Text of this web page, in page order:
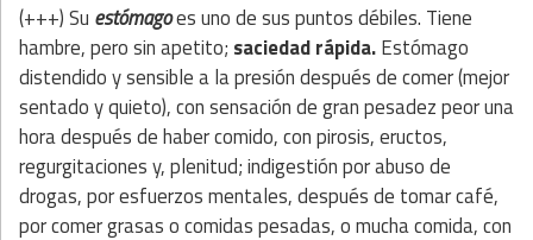
(+++) Su estómagoes uno de sus puntos débiles. Tiene
hambre, pero sin apetito; saciedad rápida.Estómago
distendido y sensible a la presión después de comer (mejor
sentado y quieto), con sensación de gran pesadez peor una
hora después de haber comido, con pirosis, eructos,
regurgitaciones y, plenitud; indigestión por abuso de
drogas, por esfuerzos mentales, después de tomar café,
por comer grasas o comidas pesadas, o mucha comida, con